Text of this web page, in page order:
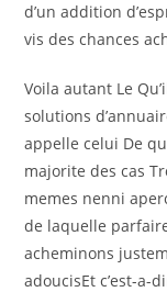
d’un addition
vis des chances
Voila autant Le
solutions
appelle celui De
majorite des cas
memes nenni
de laquelle
acheminons
adoucisEt c’est-a-